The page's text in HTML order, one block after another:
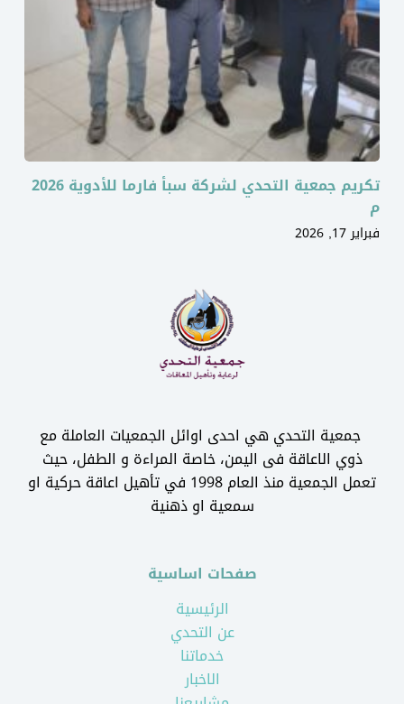
تكريم جمعية التحدي لشركة سبأ فارما للأدوية 2026
م
فبراير 17, 2026
جمعية التحدي هي احدى اوائل الجمعيات العاملة مع
ذوي الاعاقة فى اليمن، خاصة المراءة و الطفل، حيث
تعمل الجمعية منذ العام 1998 في تأهيل اعاقة حركية او
سمعية او ذهنية
صفحات اساسية
الرئيسية
عن التحدي
خدماتنا
الاخبار